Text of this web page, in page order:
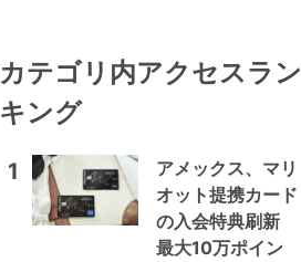
カテゴリ内アクセスラン
キング
1
アメックス、マリ
オット提携カード
の入会特典刷新
最大10万ポイン